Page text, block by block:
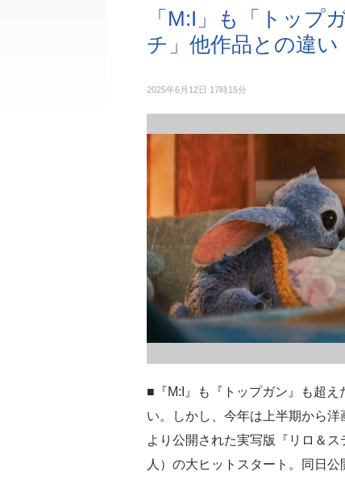
「M:I」も「トップ
チ」他作品との違い
2025年6月12日 17時15分
■『M:I』も『トップガン』も超
い。しかし、今年は上半期から
より公開された実写版『リロ＆
人）の大ヒットスタート。同日